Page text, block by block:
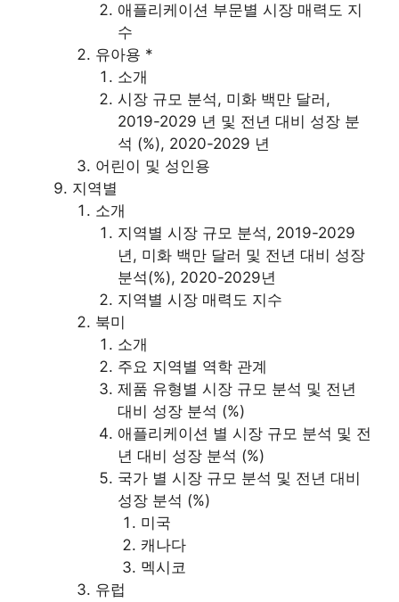
애플리케이션 부문별 시장 매력도 지
수
유아용 *
소개
시장 규모 분석, 미화 백만 달러,
2019-2029 년 및 전년 대비 성장 분
석 (%), 2020-2029 년
어린이 및 성인용
지역별
소개
지역별 시장 규모 분석, 2019-2029
년, 미화 백만 달러 및 전년 대비 성장
분석(%), 2020-2029년
지역별 시장 매력도 지수
북미
소개
주요 지역별 역학 관계
제품 유형별 시장 규모 분석 및 전년
대비 성장 분석 (%)
애플리케이션 별 시장 규모 분석 및 전
년 대비 성장 분석 (%)
국가 별 시장 규모 분석 및 전년 대비
성장 분석 (%)
미국
캐나다
멕시코
유럽